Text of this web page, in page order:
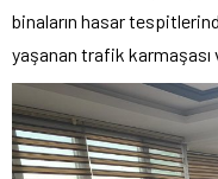
binaların hasar
yaşanan trafik